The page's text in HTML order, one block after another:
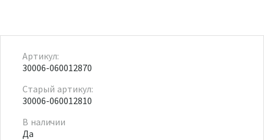
Артикул:
30006-060012870
Старый артикул:
30006-060012810
В наличии
Да